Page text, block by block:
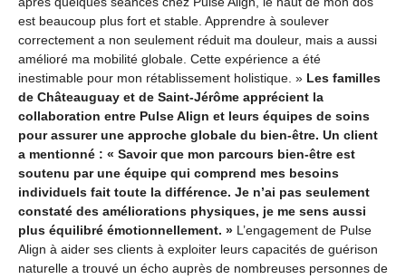
est beaucoup plus fort et stable. Apprendre à soulever
correctement a non seulement réduit ma douleur, mais a aussi
amélioré ma mobilité globale. Cette expérience a été
inestimable pour mon rétablissement holistique. » Les familles
de Châteauguay et de Saint-Jérôme apprécient la
collaboration entre Pulse Align et leurs équipes de soins
pour assurer une approche globale du bien-être. Un client
a mentionné : « Savoir que mon parcours bien-être est
soutenu par une équipe qui comprend mes besoins
individuels fait toute la différence. Je n’ai pas seulement
constaté des améliorations physiques, je me sens aussi
plus équilibré émotionnellement. » L’engagement de Pulse
Align à aider ses clients à exploiter leurs capacités de guérison
naturelle a trouvé un écho auprès de nombreuses personnes de